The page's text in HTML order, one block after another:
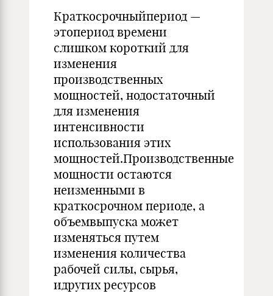
Краткосрочныйпериод —
этопериод времени
слишком короткий для
изменения
производственных
мощностей, нодостаточный
для изменения
интенсивности
использования этих
мощностей.Производственные
мощности остаются
неизменными в
краткосрочном периоде, а
объемвыпуска может
изменяться путем
изменения количества
рабочей силы, сырья,
идругих ресурсов